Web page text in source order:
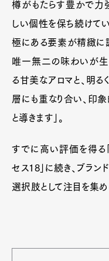
樽がもたらす豊かで力
しい個性を保ち続けて
極にある要素が精緻に調
唯一無二の味わいが生
る甘美なアロマと、明
層にも重なり合い、印
と導きます」。
すでに高い評価を得る「
セス18」に続き、ブラ
選択肢として注目を集め